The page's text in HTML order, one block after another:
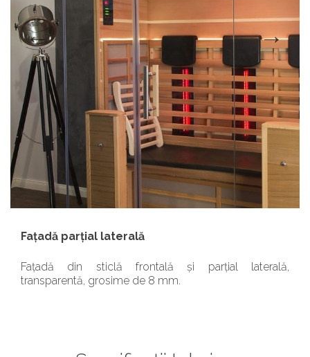
Fațadă parțial laterală
Fațadă din sticlă frontală și parțial laterală,
transparentă, grosime de 8 mm.